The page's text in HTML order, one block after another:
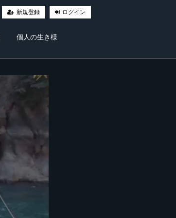
新規登録 ログイン
個人の生き様